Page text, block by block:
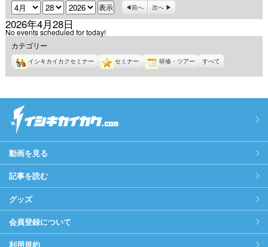
月 日 年 前へ 次へ
2026年4月28日
No events scheduled for today!
カテゴリー
イシキカイカクセミナー セミナー 研修・ツアー すべて
動画を見る
記事を読む
グッズ
会員登録について